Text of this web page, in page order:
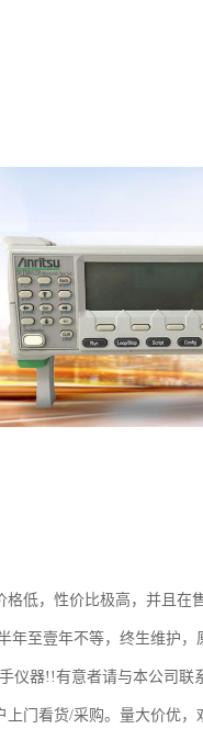
低，性价比极高，并且在
年至壹年不等，终生维护
器!!有意者请与本公司联
门看货/采购。量大价优，